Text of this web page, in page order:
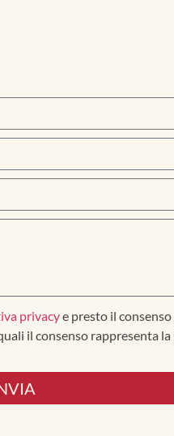
privacye presto il
il consenso rappresenta la